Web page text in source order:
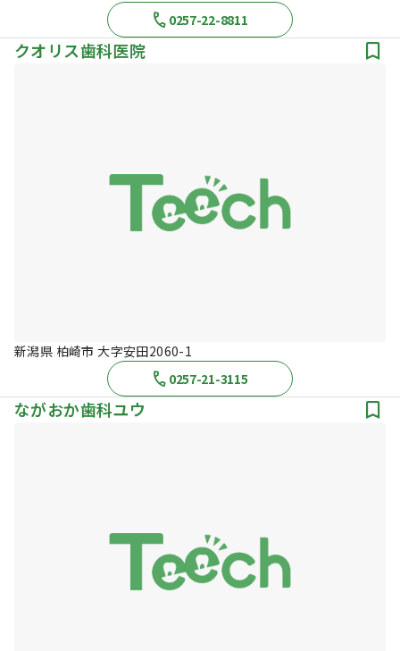
0257-22-8811
クオリス歯科医院
新潟県 柏崎市 大字安田2060-1
0257-21-3115
ながおか歯科ユウ